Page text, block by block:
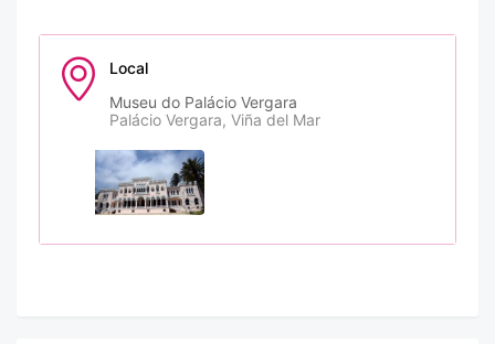
Local
Museu do Palácio Vergara
Palácio Vergara, Viña del Mar